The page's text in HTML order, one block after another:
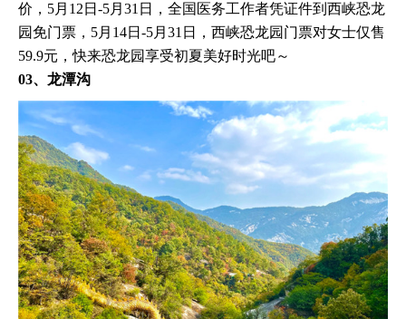
价，5月12日-5月31日，全国医务工作者凭证件到西峡恐龙
园免门票，5月14日-5月31日，西峡恐龙园门票对女士仅售
59.9元，快来恐龙园享受初夏美好时光吧～
03、龙潭沟